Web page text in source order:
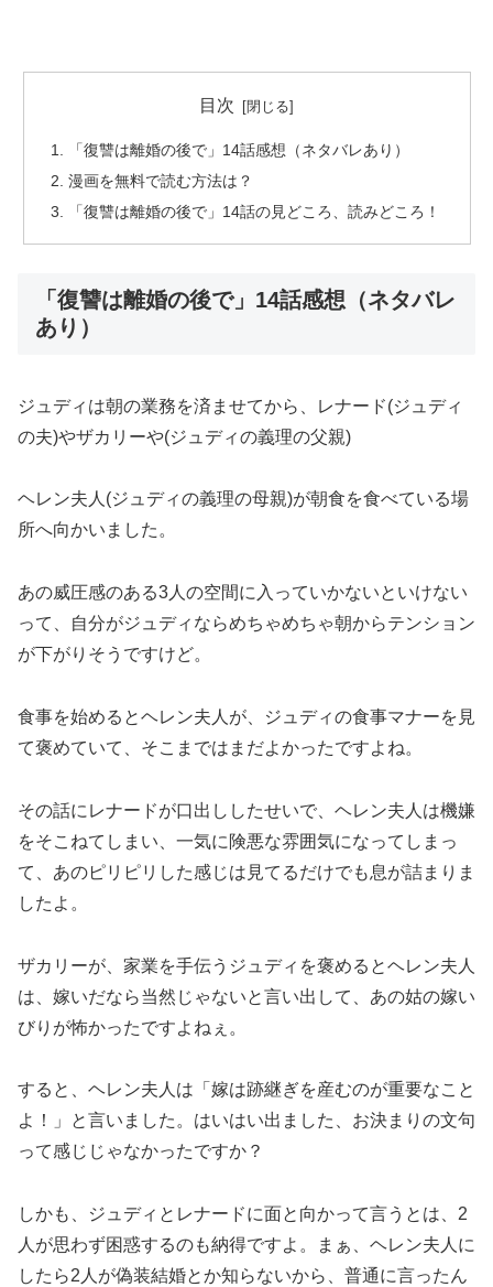
目次
「復讐は離婚の後で」14話感想（ネタバレあり）
漫画を無料で読む方法は？
「復讐は離婚の後で」14話の見どころ、読みどころ！
「復讐は離婚の後で」14話感想（ネタバレ
あり）
ジュディは朝の業務を済ませてから、レナード(ジュディ
の夫)やザカリーや(ジュディの義理の父親)
ヘレン夫人(ジュディの義理の母親)が朝食を食べている場
所へ向かいました。
あの威圧感のある3人の空間に入っていかないといけない
って、自分がジュディならめちゃめちゃ朝からテンション
が下がりそうですけど。
食事を始めるとヘレン夫人が、ジュディの食事マナーを見
て褒めていて、そこまではまだよかったですよね。
その話にレナードが口出ししたせいで、ヘレン夫人は機嫌
をそこねてしまい、一気に険悪な雰囲気になってしまっ
て、あのピリピリした感じは見てるだけでも息が詰まりま
したよ。
ザカリーが、家業を手伝うジュディを褒めるとヘレン夫人
は、嫁いだなら当然じゃないと言い出して、あの姑の嫁い
びりが怖かったですよねぇ。
すると、ヘレン夫人は「嫁は跡継ぎを産むのが重要なこと
よ！」と言いました。はいはい出ました、お決まりの文句
って感じじゃなかったですか？
しかも、ジュディとレナードに面と向かって言うとは、2
人が思わず困惑するのも納得ですよ。まぁ、ヘレン夫人に
したら2人が偽装結婚とか知らないから、普通に言ったん